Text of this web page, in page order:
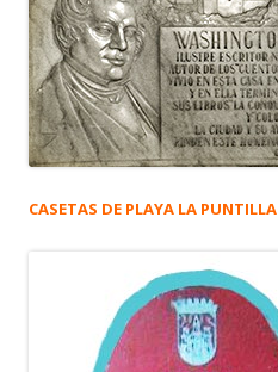
CASETAS DE PLAYA LA PUNTILLA